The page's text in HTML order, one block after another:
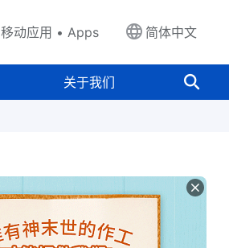
移动应用 • Apps 简体中文
关于我们